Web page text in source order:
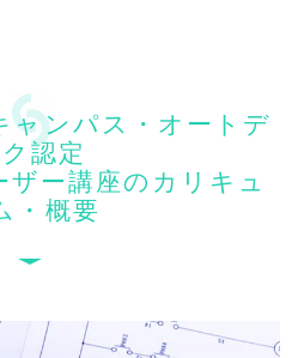
ャンパス・オートデ
認定
ー講座のカリキュ
・概要